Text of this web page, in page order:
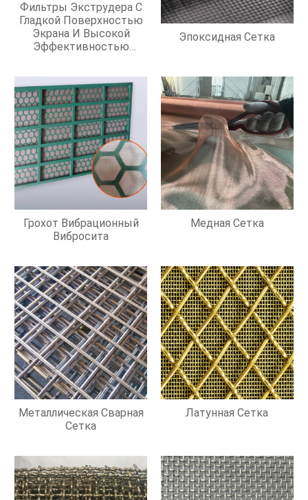
Фильтры Экструдера С
Гладкой Поверхностью
Экрана И Высокой
Эффективностью
Эпоксидная Сетка
Грохот Вибрационный
Вибросита
Медная Сетка
Металлическая Сварная
Сетка
Латунная Сетка